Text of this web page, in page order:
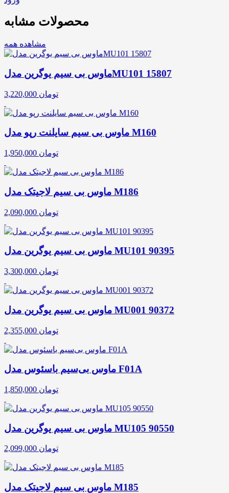
محصولات مشابه
مشاهده همه
ماوس بی سیم یوگرین مدلMU101 15807
3,220,000 تومان
ماوس بی سیم سایلنت رپو مدل M160
1,950,000 تومان
ماوس بی سیم لاجیتک مدل M186
2,090,000 تومان
ماوس بی سیم یوگرین مدل MU101 90395
3,300,000 تومان
ماوس بی سیم یوگرین مدل MU001 90372
2,355,000 تومان
ماوس بی‌سیم باسئوس مدل F01A
1,850,000 تومان
ماوس بی سیم یوگرین مدل MU105 90550
2,099,000 تومان
ماوس بی سیم لاجیتک مدل M185